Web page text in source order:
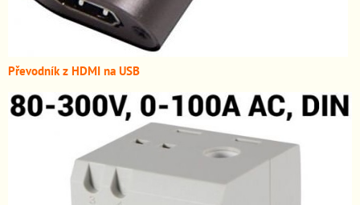
Převodník z HDMI na USB